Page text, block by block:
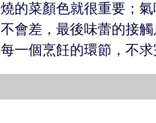
燒的菜顏色就很重要；
不會差，最後味蕾的接
每一個烹飪的環節，不